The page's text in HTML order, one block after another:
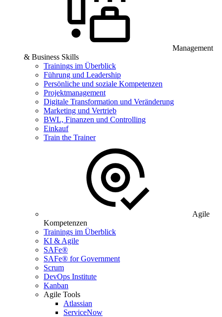
Management
& Business Skills
Trainings im Überblick
Führung und Leadership
Persönliche und soziale Kompetenzen
Projektmanagement
Digitale Transformation und Veränderung
Marketing und Vertrieb
BWL, Finanzen und Controlling
Einkauf
Train the Trainer
Agile
Kompetenzen
Trainings im Überblick
KI & Agile
SAFe®
SAFe® for Government
Scrum
DevOps Institute
Kanban
Agile Tools
Atlassian
ServiceNow